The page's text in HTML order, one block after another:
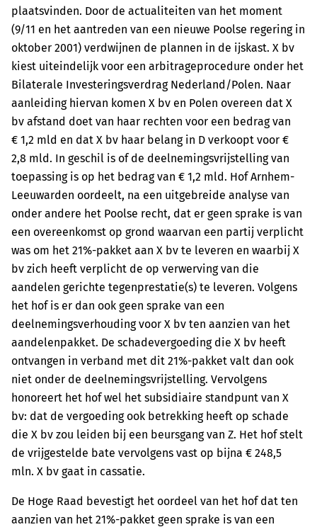
plaatsvinden. Door de actualiteiten van het moment
(9/11 en het aantreden van een nieuwe Poolse regering in
oktober 2001) verdwijnen de plannen in de ijskast. X bv
kiest uiteindelijk voor een arbitrageprocedure onder het
Bilaterale Investeringsverdrag Nederland/Polen. Naar
aanleiding hiervan komen X bv en Polen overeen dat X
bv afstand doet van haar rechten voor een bedrag van
€ 1,2 mld en dat X bv haar belang in D verkoopt voor €
2,8 mld. In geschil is of de deelnemingsvrijstelling van
toepassing is op het bedrag van € 1,2 mld. Hof Arnhem-
Leeuwarden oordeelt, na een uitgebreide analyse van
onder andere het Poolse recht, dat er geen sprake is van
een overeenkomst op grond waarvan een partij verplicht
was om het 21%-pakket aan X bv te leveren en waarbij X
bv zich heeft verplicht de op verwerving van die
aandelen gerichte tegenprestatie(s) te leveren. Volgens
het hof is er dan ook geen sprake van een
deelnemingsverhouding voor X bv ten aanzien van het
aandelenpakket. De schadevergoeding die X bv heeft
ontvangen in verband met dit 21%-pakket valt dan ook
niet onder de deelnemingsvrijstelling. Vervolgens
honoreert het hof wel het subsidiaire standpunt van X
bv: dat de vergoeding ook betrekking heeft op schade
die X bv zou leiden bij een beursgang van Z. Het hof stelt
de vrijgestelde bate vervolgens vast op bijna € 248,5
mln. X bv gaat in cassatie.
De Hoge Raad bevestigt het oordeel van het hof dat ten
aanzien van het 21%-pakket geen sprake is van een